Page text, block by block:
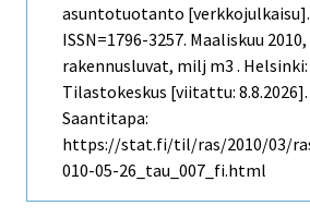
asuntotuotanto [verkkojulkaisu].
ISSN=1796-3257. Maaliskuu
rakennusluvat, milj m3 . Helsinki:
Tilastokeskus [viitattu: 8.8.2026].
Saantitapa:
https://stat.fi/til/ras/2010/03/
010-05-26_tau_007_fi.html